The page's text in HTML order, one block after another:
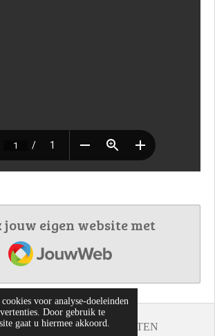
voor analyse-doeleinden
Door gebruik te
gaat u hiermee akkoord.
jouw eigen website met
JouwWeb
MET CONSTANTEN